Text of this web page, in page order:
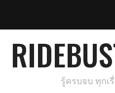
รู้ครบจบ ทุกเ